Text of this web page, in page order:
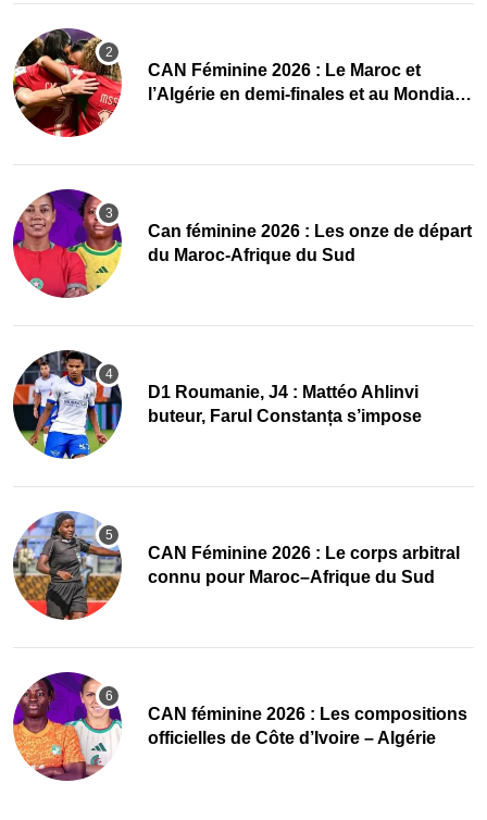
CAN Féminine 2026 : Le Maroc et
l’Algérie en demi-finales et au Mondial
‎Can féminine 2026 : Les onze de départ
du Maroc-Afrique du Sud
D1 Roumanie, J4 : Mattéo Ahlinvi
buteur, Farul Constanța s’impose
‎CAN Féminine 2026 : Le corps arbitral
connu pour Maroc–Afrique du Sud
‎CAN féminine 2026 : Les compositions
officielles de Côte d’Ivoire – Algérie